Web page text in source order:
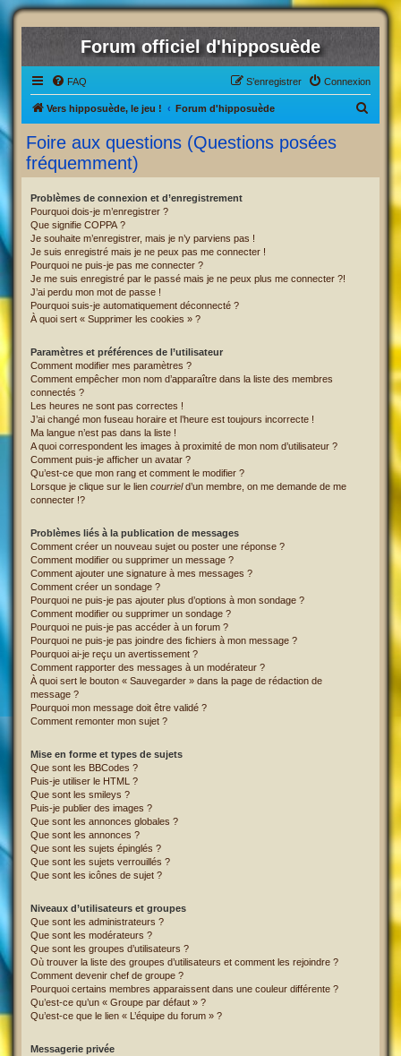
Forum officiel d'hipposuède
FAQ Connexion
S’enregistrer
Vers hipposuède, le jeu ! Forum d'hipposuède
Foire aux questions (Questions posées
fréquemment)
Problèmes de connexion et d’enregistrement
Pourquoi dois-je m’enregistrer ?
Que signifie COPPA ?
Je souhaite m’enregistrer, mais je n’y parviens pas !
Je suis enregistré mais je ne peux pas me connecter !
Pourquoi ne puis-je pas me connecter ?
Je me suis enregistré par le passé mais je ne peux plus me connecter ?!
J’ai perdu mon mot de passe !
Pourquoi suis-je automatiquement déconnecté ?
À quoi sert « Supprimer les cookies » ?
Paramètres et préférences de l’utilisateur
Comment modifier mes paramètres ?
Comment empêcher mon nom d’apparaître dans la liste des membres
connectés ?
Les heures ne sont pas correctes !
J’ai changé mon fuseau horaire et l’heure est toujours incorrecte !
Ma langue n’est pas dans la liste !
A quoi correspondent les images à proximité de mon nom d’utilisateur ?
Comment puis-je afficher un avatar ?
Qu’est-ce que mon rang et comment le modifier ?
Lorsque je clique sur le lien courrield’un membre, on me demande de me
connecter !?
Problèmes liés à la publication de messages
Comment créer un nouveau sujet ou poster une réponse ?
Comment modifier ou supprimer un message ?
Comment ajouter une signature à mes messages ?
Comment créer un sondage ?
Pourquoi ne puis-je pas ajouter plus d’options à mon sondage ?
Comment modifier ou supprimer un sondage ?
Pourquoi ne puis-je pas accéder à un forum ?
Pourquoi ne puis-je pas joindre des fichiers à mon message ?
Pourquoi ai-je reçu un avertissement ?
Comment rapporter des messages à un modérateur ?
À quoi sert le bouton « Sauvegarder » dans la page de rédaction de
message ?
Pourquoi mon message doit être validé ?
Comment remonter mon sujet ?
Mise en forme et types de sujets
Que sont les BBCodes ?
Puis-je utiliser le HTML ?
Que sont les smileys ?
Puis-je publier des images ?
Que sont les annonces globales ?
Que sont les annonces ?
Que sont les sujets épinglés ?
Que sont les sujets verrouillés ?
Que sont les icônes de sujet ?
Niveaux d’utilisateurs et groupes
Que sont les administrateurs ?
Que sont les modérateurs ?
Que sont les groupes d’utilisateurs ?
Où trouver la liste des groupes d’utilisateurs et comment les rejoindre ?
Comment devenir chef de groupe ?
Pourquoi certains membres apparaissent dans une couleur différente ?
Qu’est-ce qu’un « Groupe par défaut » ?
Qu’est-ce que le lien « L’équipe du forum » ?
Messagerie privée